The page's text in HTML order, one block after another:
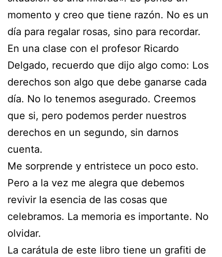
momento y creo que tiene razón. No es un
día para regalar rosas, sino para recordar.
En una clase con el profesor Ricardo
Delgado, recuerdo que dijo algo como: Los
derechos son algo que debe ganarse cada
día. No lo tenemos asegurado. Creemos
que si, pero podemos perder nuestros
derechos en un segundo, sin darnos
cuenta.
Me sorprende y entristece un poco esto.
Pero a la vez me alegra que debemos
revivir la esencia de las cosas que
celebramos. La memoria es importante. No
olvidar.
La carátula de este libro tiene un grafiti de